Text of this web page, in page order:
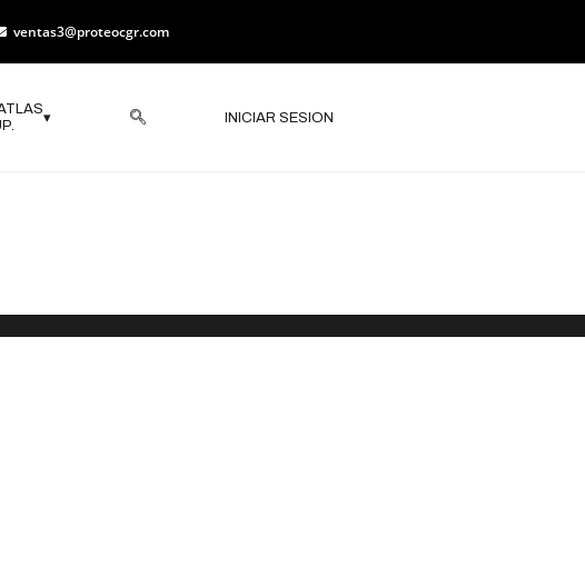
ventas3@proteocgr.com
▾ INICIAR SESION